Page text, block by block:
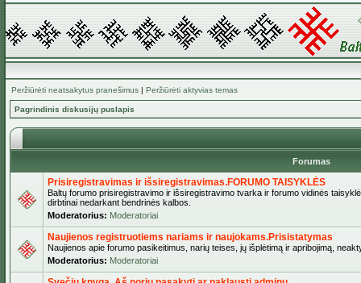
Peržiūrėti neatsakytus pranešimus | Peržiūrėti aktyvias temas
Pagrindinis diskusijų puslapis
Forumas
Prisiregistravimas ir išsiregistravimas.FORUMO TAISYKLĖS
Baltų forumo prisiregistravimo ir išsiregistravimo tvarka ir forumo vidinės
dirbtinai nedarkant bendrinės kalbos.
Moderatorius: Moderatoriai
Naujienos registruotiems nariams ir naujokams.Prisistatymas
Naujienos apie forumo pasikeitimus, narių teises, jų išplėtimą ir apribojimą,
Moderatorius: Moderatoriai